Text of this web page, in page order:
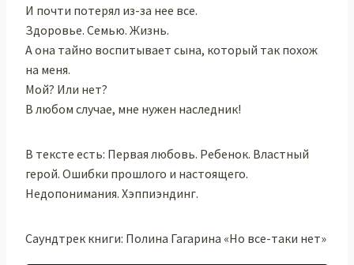
И почти потерял из-за нее все.
Здоровье. Семью. Жизнь.
А она тайно воспитывает сына, который так похож
на меня.
Мой? Или нет?
В любом случае, мне нужен наследник!
В тексте есть: Первая любовь. Ребенок. Властный
герой. Ошибки прошлого и настоящего.
Недопонимания. Хэппиэндинг.
Саундтрек книги: Полина Гагарина «Но все-таки нет»